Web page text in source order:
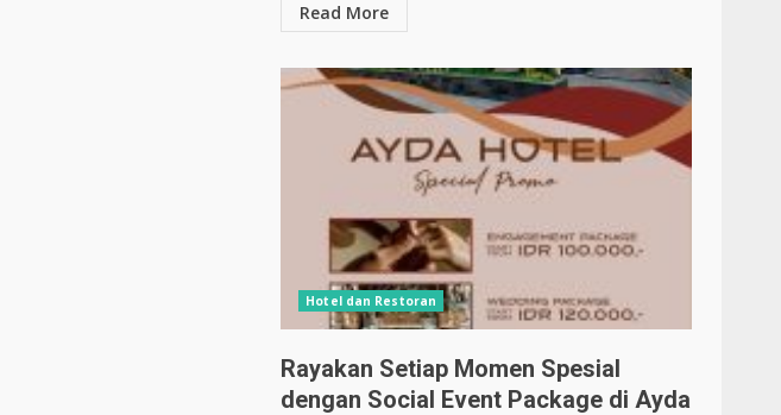
Read More
Hotel dan Restoran
Rayakan Setiap Momen Spesial
dengan Social Event Package di Ayda